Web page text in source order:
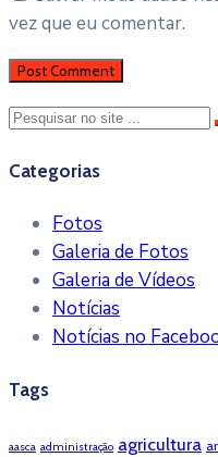
vez que eu comentar.
Categorias
Fotos
Galeria de Fotos
Galeria de Vídeos
Notícias
Notícias no
Tags
aasca administração agricultura